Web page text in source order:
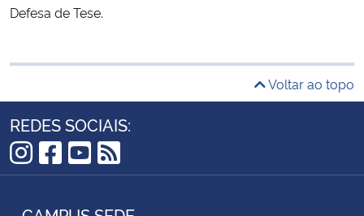
Defesa de Tese.
Voltar ao topo
REDES SOCIAIS:
Instagram
Facebook
YouTube
RSS